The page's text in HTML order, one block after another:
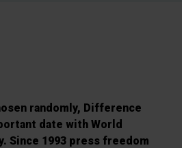
randomly, Difference
date with World
Since 1993 press freedom